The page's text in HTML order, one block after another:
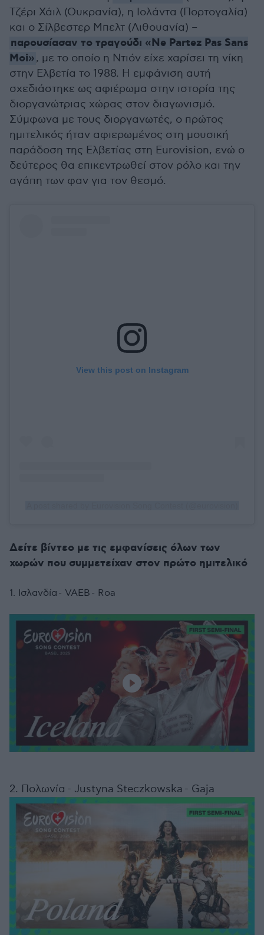
Τζέρι Χάιλ (Ουκρανία), η Ιολάντα (Πορτογαλία)
και ο Σίλβεστερ Μπελτ (Λιθουανία) –
παρουσίασαν το τραγούδι «Ne Partez Pas Sans
Moi», με το οποίο η Ντιόν είχε χαρίσει τη νίκη
στην Ελβετία το 1988. Η εμφάνιση αυτή
σχεδιάστηκε ως αφιέρωμα στην ιστορία της
διοργανώτριας χώρας στον διαγωνισμό.
Σύμφωνα με τους διοργανωτές, ο πρώτος
ημιτελικός ήταν αφιερωμένος στη μουσική
παράδοση της Ελβετίας στη Eurovision, ενώ ο
δεύτερος θα επικεντρωθεί στον ρόλο και την
αγάπη των φαν για τον θεσμό.
View this post on Instagram
Δείτε βίντεο με τις εμφανίσεις όλων των
χωρών που συμμετείχαν στον πρώτο ημιτελικό
1. Ισλανδία - VAEB - Roa
2. Πολωνία - Justyna Steczkowska - Gaja